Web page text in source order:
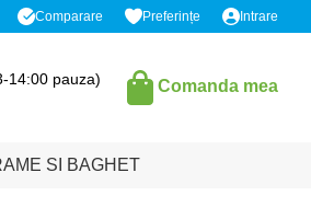
Comparare Preferințe Intrare
14:00 pauza)
Comanda mea
SI BAGHET